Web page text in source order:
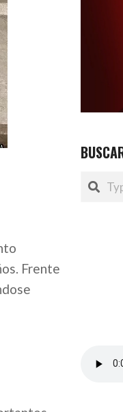
Frente
Search